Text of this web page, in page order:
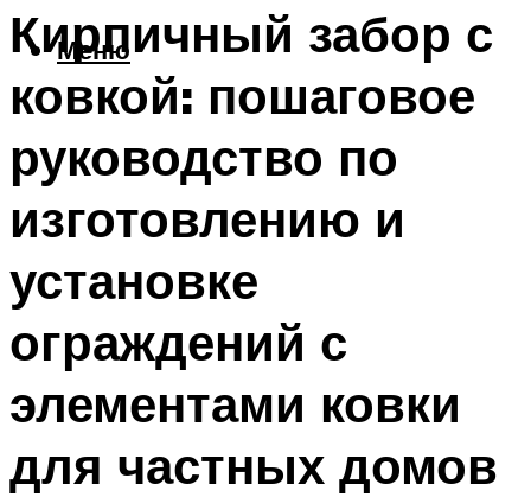
Меню
Кирпичный забор с
ковкой: пошаговое
руководство по
изготовлению и
установке
ограждений с
элементами ковки
для частных домов